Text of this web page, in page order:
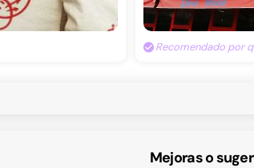
Recomendado por
Mejoras o